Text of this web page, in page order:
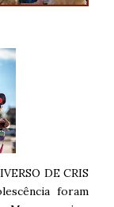
DE CRIS
foram